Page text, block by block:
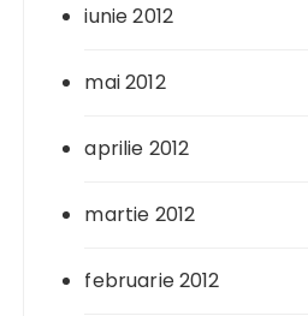
iunie 2012
mai 2012
aprilie 2012
martie 2012
februarie 2012